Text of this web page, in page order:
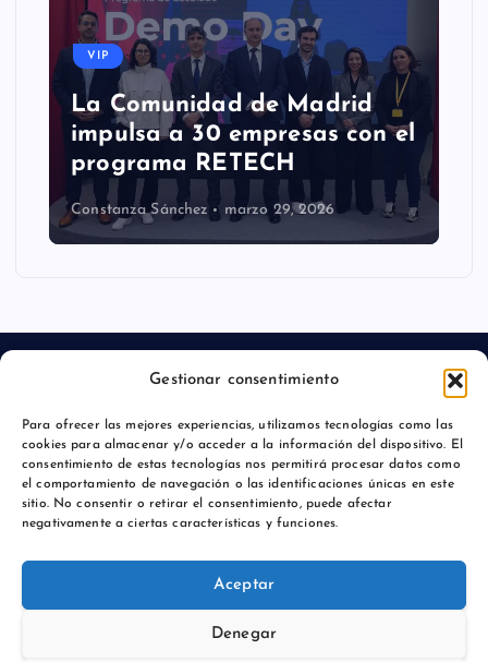
Gestionar consentimiento
Para ofrecer las mejores experiencias, utilizamos tecnologías como las
cookies para almacenar y/o acceder a la información del dispositivo. El
consentimiento de estas tecnologías nos permitirá procesar datos como
el comportamiento de navegación o las identificaciones únicas en este
sitio. No consentir o retirar el consentimiento, puede afectar
negativamente a ciertas características y funciones.
Aceptar
Denegar
VIP
La Comunidad de Madrid
impulsa a 30 empresas con el
programa RETECH
Constanza Sánchez marzo 29, 2026
Aviso legal
Política de privacidad
Copyright © 2026 Comunicación y Marcas |